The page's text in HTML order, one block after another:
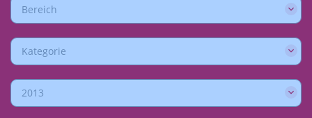
Bereich
Kategorie
2013